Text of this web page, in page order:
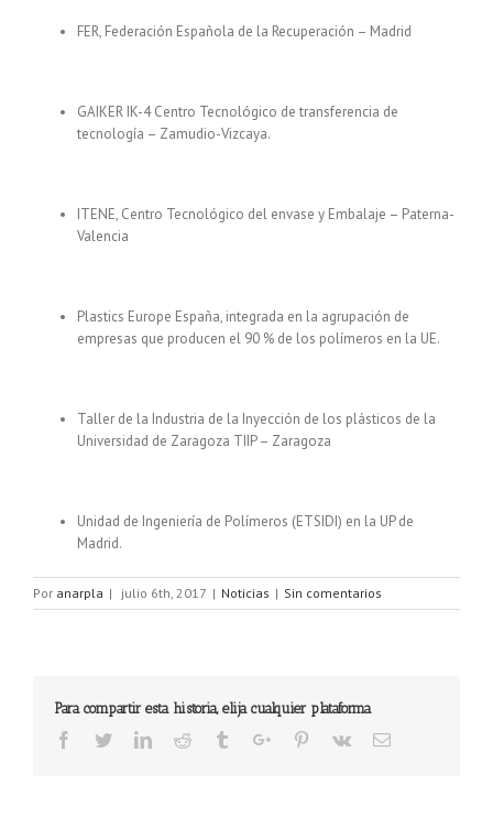
FER, Federación Española de la Recuperación – Madrid
GAIKER IK-4 Centro Tecnológico de transferencia de
tecnología – Zamudio-Vizcaya.
ITENE, Centro Tecnológico del envase y Embalaje – Paterna-
Valencia
Plastics Europe España, integrada en la agrupación de
empresas que producen el 90 % de los polímeros en la UE.
Taller de la Industria de la Inyección de los plásticos de la
Universidad de Zaragoza TIIP – Zaragoza
Unidad de Ingeniería de Polímeros (ETSIDI) en la UP de
Madrid.
Por anarpla | julio 6th, 2017 | Noticias | Sin comentarios
Para compartir esta historia, elija cualquier plataforma
Facebook
TwitterLinkedinReddit TumblrGoogle+Pinterest
Vk Email